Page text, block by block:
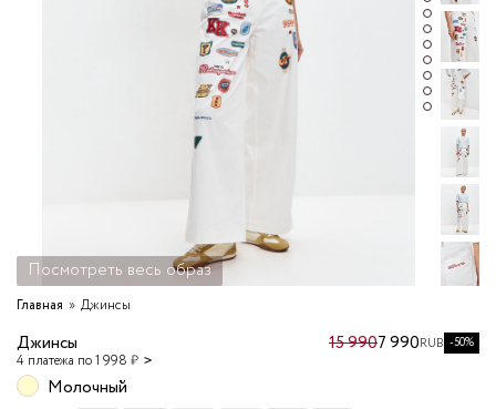
Посмотреть весь образ
Главная Джинсы
Джинсы
4 платежа по 1 998 ₽
15 9907 990RUB -50%
Молочный